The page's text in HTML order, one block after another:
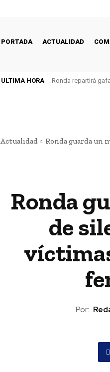
PORTADA ACTUALIDAD
ULTIMA HORA Ronda repartirá
Actualidad Ronda guarda un
Ronda
de
Por: